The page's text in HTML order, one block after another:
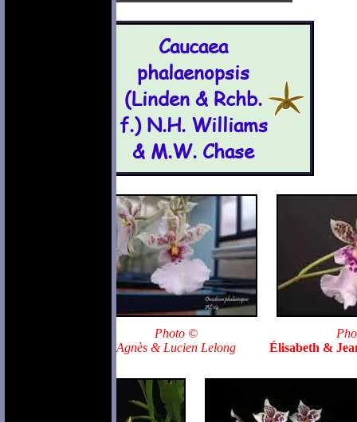
Caucaea
phalaenopsis
(Linden & Rchb.
f.) N.H. Williams
& M.W. Chase
Photo ©
Agnès & Lucien Lelong
Élisabeth &